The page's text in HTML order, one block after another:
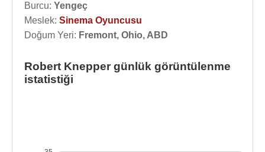
Burcu: Yengeç
Meslek: Sinema Oyuncusu
Doğum Yeri: Fremont, Ohio, ABD
Robert Knepper günlük görüntülenme
istatistiği